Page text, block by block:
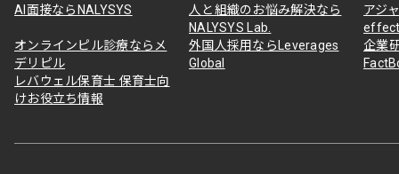
AI面接ならNALYSYS
人と組織のお悩み解決なら
NALYSYS Lab.
アジ
オンラインピル診療ならメ
デリピル
外国人採用ならLeverages
Global
企業
レバウェル保育士 保育士向
けお役立ち情報